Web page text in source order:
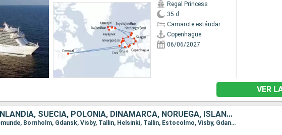
Regal Princess
35 d
Camarote estándar
Copenhague
06/06/2027
VER
ALEMANIA, ESTONIA, FINLANDIA, SUECIA, POLONIA, DINAMARCA, NORUEGA, ISLANDIA, REINO UNIDO, CANADÁ, IRLANDA, BÉLGICA, PAISES BAJOS
Itinerario : Copenhague, Warnemunde, Bornholm, Gdansk, Visby, Tallin, Helsinki, Tallin, Estocolmo, Visby, Gdansk, Bornholm, Arhus, Copenhague, Skagen, Hardangerfjord, Skjolden, Olden, Seydisfjordhur, Akureyri, Isafjordhur, Reykjavik, Isafjordhur, Akureyri, Seydisfjordhur, Islas Orcadas, Invergordon, Edimbourg, Brujas, Southampton, Cornwall, Cork, Dun Laoghaire, Belfast, Greenock, Southampton, Brujas, Amsterdam, Hamburgo, Skagen, Copenhague